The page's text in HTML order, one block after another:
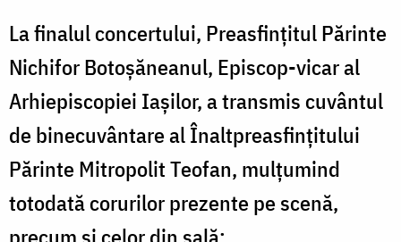
La finalul concertului, Preasfințitul Părinte
Nichifor Botoșăneanul, Episcop-vicar al
Arhiepiscopiei Iașilor, a transmis cuvântul
de binecuvântare al Înaltpreasfințitului
Părinte Mitropolit Teofan, mulțumind
totodată corurilor prezente pe scenă,